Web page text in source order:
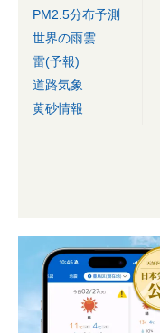
PM2.5分布予測
世界の雨雲
雷(予報)
道路気象
黄砂情報